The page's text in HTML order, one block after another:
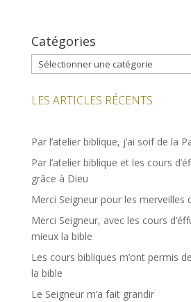
Catégories
Catégories
LES ARTICLES RÉCENTS
Par l’atelier biblique, j’ai soif de la
Par l’atelier biblique et les cours
grâce à Dieu
Merci Seigneur pour les merveilles
Merci Seigneur, avec les cours
mieux la bible
Les cours bibliques m’ont permis
la bible
Le Seigneur m’a fait grandir